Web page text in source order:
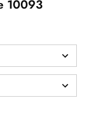
10093